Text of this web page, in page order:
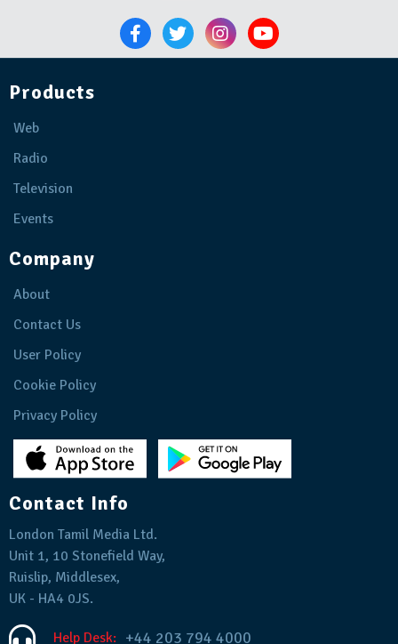
Products
Web
Radio
Television
Events
Company
About
Contact Us
User Policy
Cookie Policy
Privacy Policy
Contact Info
London Tamil Media Ltd.
Unit 1, 10 Stonefield Way,
Ruislip, Middlesex,
UK - HA4 0JS.
Help Desk: +44 203 794 4000